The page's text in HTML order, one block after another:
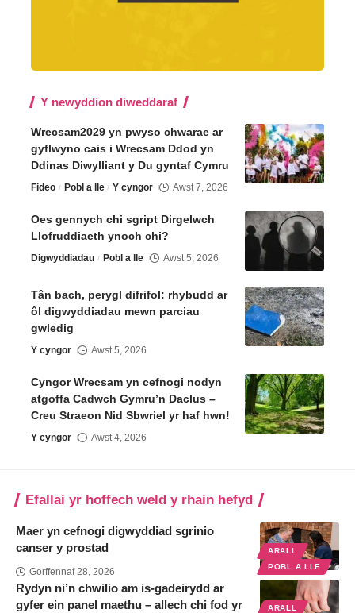
Y newyddion diweddaraf
Wrecsam2029 yn pwyso chwarae ar
gyflwyno cais i Wrecsam Ddod yn
Ddinas Diwylliant y Du gyntaf Cymru
Fideo Pobl a lle Y cyngor Awst 7, 2026
Oes gennych chi sgript Dirgelwch
Llofruddiaeth ynoch chi?
Digwyddiadau Pobl a lle Awst 5, 2026
Tân bach, perygl difrifol: rhybudd ar
ôl digwyddiadau mewn parciau
gwledig
Y cyngor Awst 5, 2026
Cyngor Wrecsam yn cefnogi nodyn
atgoffa Cadwch Gymru’n Daclus –
Creu Straeon Nid Sbwriel yr haf hwn!
Y cyngor Awst 4, 2026
Efallai yr hoffech weld y rhain hefyd
ARALL
POBL A LLE
Maer yn cefnogi digwyddiad sgrinio
canser y prostad
Gorffennaf 28, 2026
ARALL
Rydyn ni’n chwilio am is-gadeirydd ar
gyfer ein panel maethu – allech chi fod yr